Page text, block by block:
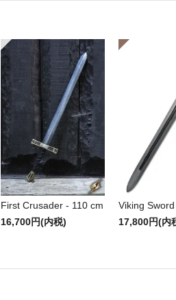
First Crusader - 110 cm
16,700円(内税)
Viking Sword
17,800円(内